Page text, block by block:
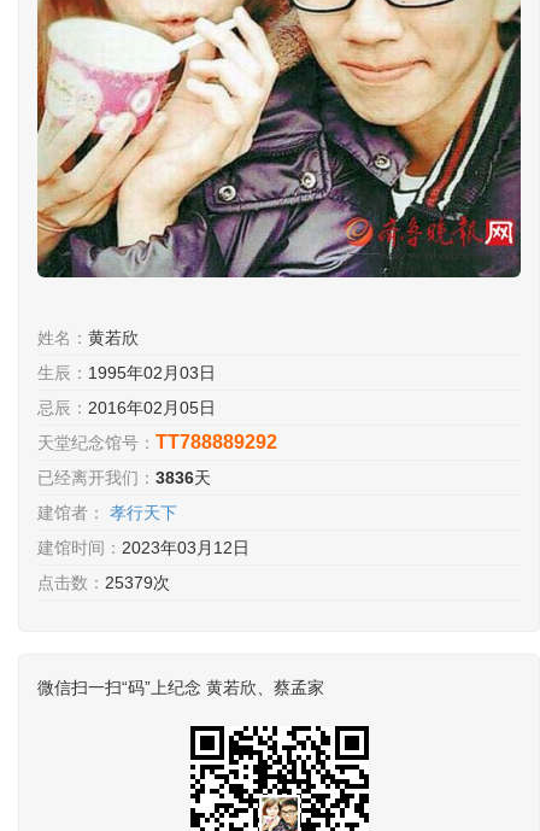
姓名： 黄若欣
生辰： 1995年02月03日
忌辰： 2016年02月05日
天堂纪念馆号： TT788889292
已经离开我们： 3836天
建馆者：
孝行天下
建馆时间： 2023年03月12日
点击数： 25379次
微信扫一扫“码”上纪念 黄若欣、蔡孟家